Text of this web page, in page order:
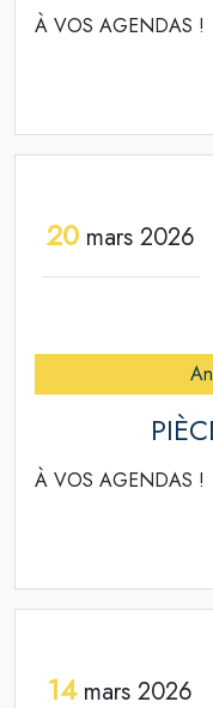
À VOS AGENDAS !
20mars 2026
À VOS AGENDAS !
14mars 2026